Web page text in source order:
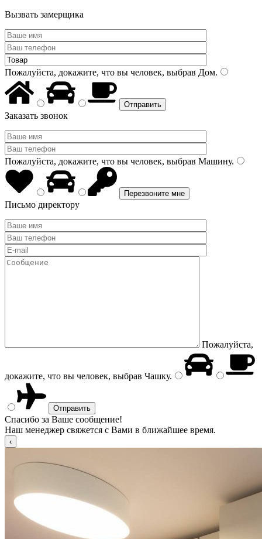
Вызвать замерщика
Пожалуйста, докажите, что вы человек, выбрав Дом.
Заказать звонок
Пожалуйста, докажите, что вы человек, выбрав Машину.
Письмо директору
Пожалуйста,
докажите, что вы человек, выбрав Чашку.
Спасибо за Ваше сообщение!
Наш менеджер свяжется с Вами в ближайшее время.